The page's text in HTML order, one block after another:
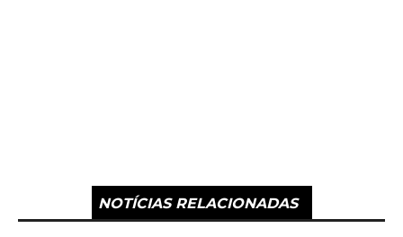
NOTÍCIAS RELACIONADAS